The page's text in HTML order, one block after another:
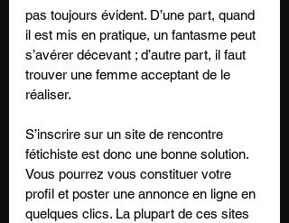
pas toujours évident. D’une part, quand
il est mis en pratique, un fantasme peut
s’avérer décevant ; d’autre part, il faut
trouver une femme acceptant de le
réaliser.
S’inscrire sur un site de rencontre
fétichiste est donc une bonne solution.
Vous pourrez vous constituer votre
profil et poster une annonce en ligne en
quelques clics. La plupart de ces sites